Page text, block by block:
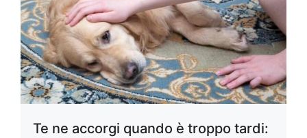
Te ne accorgi quando è troppo tardi: